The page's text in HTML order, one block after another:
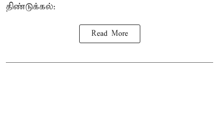
திண்டுக்கல்:
Read More